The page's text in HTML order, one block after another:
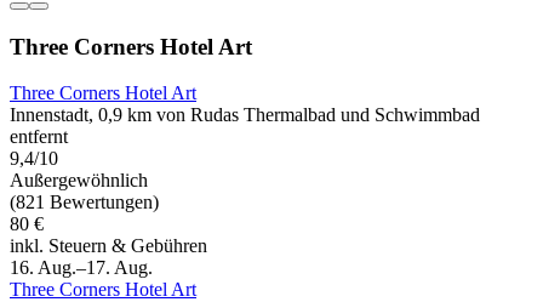
Three Corners Hotel Art
Three Corners Hotel Art
Innenstadt, 0,9 km von Rudas Thermalbad und Schwimmbad
entfernt
9,4/10
Außergewöhnlich
(821 Bewertungen)
80 €
inkl. Steuern & Gebühren
16. Aug.–17. Aug.
Three Corners Hotel Art